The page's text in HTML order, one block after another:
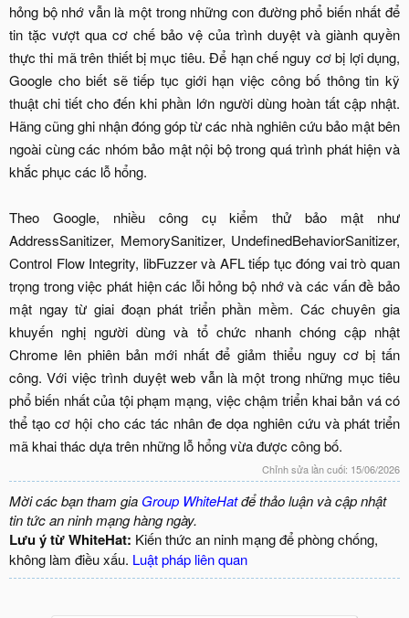
hỏng bộ nhớ vẫn là một trong những con đường phổ biến nhất để
tin tặc vượt qua cơ chế bảo vệ của trình duyệt và giành quyền
thực thi mã trên thiết bị mục tiêu. Để hạn chế nguy cơ bị lợi dụng,
Google cho biết sẽ tiếp tục giới hạn việc công bố thông tin kỹ
thuật chi tiết cho đến khi phần lớn người dùng hoàn tất cập nhật.
Hãng cũng ghi nhận đóng góp từ các nhà nghiên cứu bảo mật bên
ngoài cùng các nhóm bảo mật nội bộ trong quá trình phát hiện và
khắc phục các lỗ hổng.
Theo Google, nhiều công cụ kiểm thử bảo mật như
AddressSanitizer, MemorySanitizer, UndefinedBehaviorSanitizer,
Control Flow Integrity, libFuzzer và AFL tiếp tục đóng vai trò quan
trọng trong việc phát hiện các lỗi hỏng bộ nhớ và các vấn đề bảo
mật ngay từ giai đoạn phát triển phần mềm. Các chuyên gia
khuyến nghị người dùng và tổ chức nhanh chóng cập nhật
Chrome lên phiên bản mới nhất để giảm thiểu nguy cơ bị tấn
công. Với việc trình duyệt web vẫn là một trong những mục tiêu
phổ biến nhất của tội phạm mạng, việc chậm triển khai bản vá có
thể tạo cơ hội cho các tác nhân đe dọa nghiên cứu và phát triển
mã khai thác dựa trên những lỗ hổng vừa được công bố.​
Chỉnh sửa lần cuối: 15/06/2026
Mời các bạn tham gia Group WhiteHatđể thảo luận và cập nhật
tin tức an ninh mạng hàng ngày.
Lưu ý từ WhiteHat: Kiến thức an ninh mạng để phòng chống,
không làm điều xấu. Luật pháp liên quan